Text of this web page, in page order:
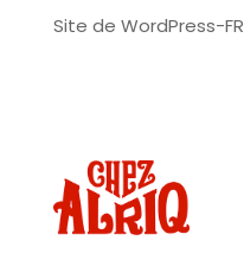
Site de WordPress-FR